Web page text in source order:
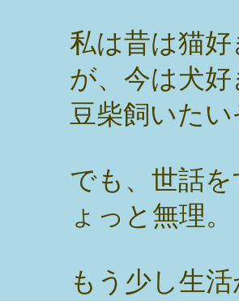
私は昔は猫
が、今は犬
豆柴飼いた
でも、世話
ょっと無理。
もう少し生